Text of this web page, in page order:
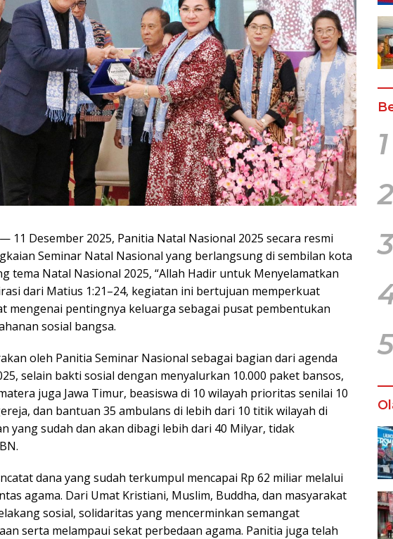
— 11 Desember 2025, Panitia Natal Nasional 2025 secara resmi
Seminar Natal Nasional yang berlangsung di sembilan kota
tema Natal Nasional 2025, “Allah Hadir untuk Menyelamatkan
dari Matius 1:21–24, kegiatan ini bertujuan memperkuat
mengenai pentingnya keluarga sebagai pusat pembentukan
sosial bangsa.
oleh Panitia Seminar Nasional sebagai bagian dari agenda
selain bakti sosial dengan menyalurkan 10.000 paket bansos,
juga Jawa Timur, beasiswa di 10 wilayah prioritas senilai 10
dan bantuan 35 ambulans di lebih dari 10 titik wilayah di
yang sudah dan akan dibagi lebih dari 40 Milyar, tidak
dana yang sudah terkumpul mencapai Rp 62 miliar melalui
agama. Dari Umat Kristiani, Muslim, Buddha, dan masyarakat
sosial, solidaritas yang mencerminkan semangat
serta melampaui sekat perbedaan agama. Panitia juga telah
1
2